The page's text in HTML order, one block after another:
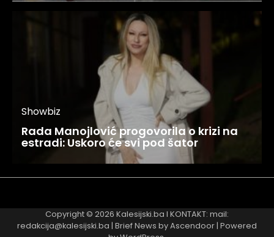
Showbiz
Rada Manojlović progovorila o krizi na
estradi: Uskoro će svi pod šator
Copyright © 2026 Kalesijski.ba I KONTAKT: mail:
redakcija@kalesijski.ba | Brief News byAscendoor| Powered